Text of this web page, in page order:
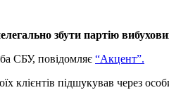
збути партію
СБУ, повідомляє “Акцент”.
підшукував через